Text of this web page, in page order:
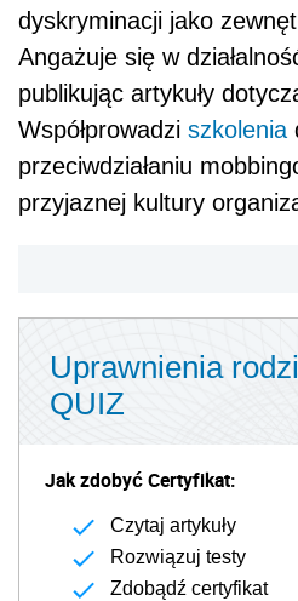
dyskryminacji jako
Angażuje się w
publikując artykuły
Współprowadzi szkolenia
przeciwdziałaniu
przyjaznej kultury
Uprawnienia
QUIZ
Jak zdobyć Certyfikat:
Czytaj artykuły
Rozwiązuj testy
Zdobądź certyfikat